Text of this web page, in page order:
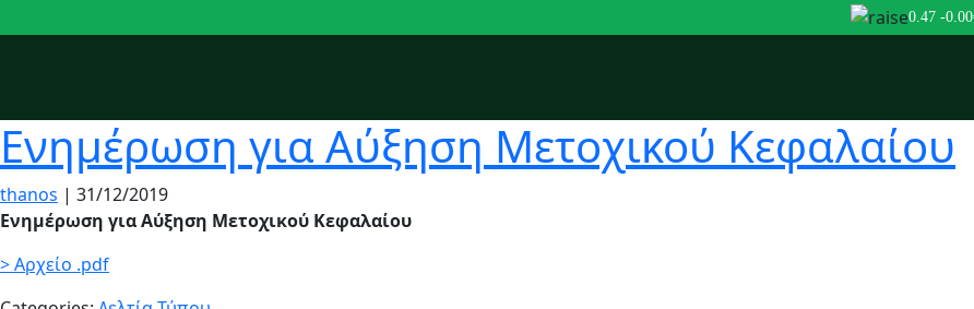
0.47 -
Ενημέρωση για Αύξηση Μετοχικού Κεφαλαίου
thanos | 31/12/2019
Ενημέρωση για Αύξηση Μετοχικού Κεφαλαίου
> Αρχείο .pdf